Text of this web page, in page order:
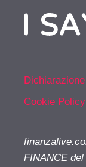
Cookie
FINANCE